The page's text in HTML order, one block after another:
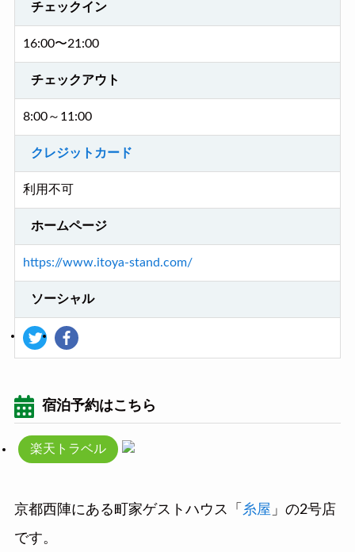
チェックイン
16:00〜21:00
チェックアウト
8:00～11:00
クレジットカード
利用不可
ホームページ
https://www.itoya-stand.com/
ソーシャル
宿泊予約はこちら
楽天トラベル
京都西陣にある町家ゲストハウス「 糸屋 」の2号店
です。